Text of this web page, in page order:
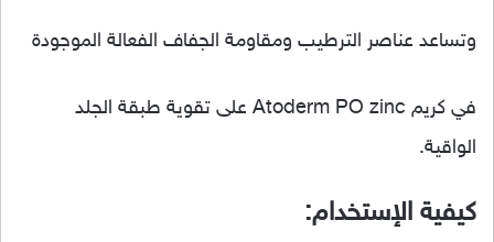
وتساعد عناصر الترطيب ومقاومة الجفاف الفعالة الموجودة
في كريم Atoderm PO zinc على تقوية طبقة الجلد
الواقية.
كيفية الإستخدام: